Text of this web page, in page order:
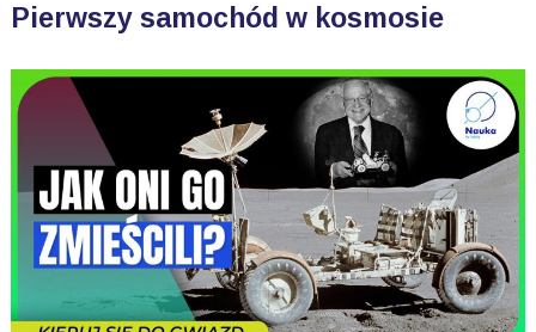
Pierwszy samochód w kosmosie